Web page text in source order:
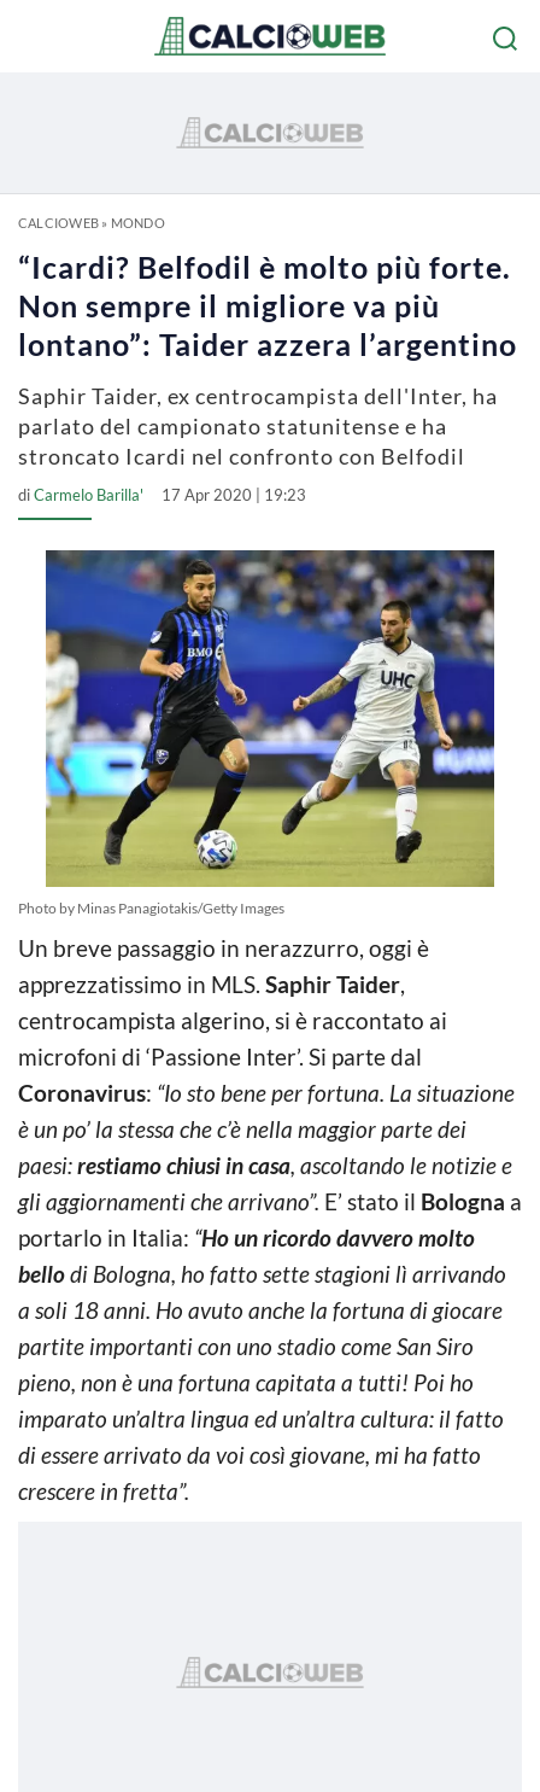
CALCIOWEB» MONDO
“Icardi? Belfodil è molto più forte.
Non sempre il migliore va più
lontano”: Taider azzera l’argentino
Saphir Taider, ex centrocampista dell'Inter, ha
parlato del campionato statunitense e ha
stroncato Icardi nel confronto con Belfodil
diCarmelo Barilla' 17 Apr 2020 | 19:23
Photo by Minas Panagiotakis/Getty Images
Un breve passaggio in nerazzurro, oggi è
apprezzatissimo in MLS. Saphir Taider,
centrocampista algerino, si è raccontato ai
microfoni di ‘Passione Inter’. Si parte dal
Coronavirus: “Io sto bene per fortuna. La situazione
è un po’ la stessa che c’è nella maggior parte dei
paesi:restiamo chiusi in casa, ascoltando le notizie e
gli aggiornamenti che arrivano”. E’ stato il Bologna a
portarlo in Italia: “Ho un ricordo davvero molto
bellodi Bologna, ho fatto sette stagioni lì arrivando
a soli 18 anni. Ho avuto anche la fortuna di giocare
partite importanti con uno stadio come San Siro
pieno, non è una fortuna capitata a tutti! Poi ho
imparato un’altra lingua ed un’altra cultura: il fatto
di essere arrivato da voi così giovane, mi ha fatto
crescere in fretta”.